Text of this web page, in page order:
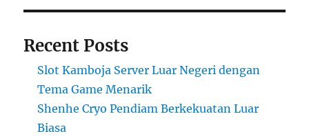
Recent Posts
Slot Kamboja Server Luar Negeri dengan
Tema Game Menarik
Shenhe Cryo Pendiam Berkekuatan Luar
Biasa